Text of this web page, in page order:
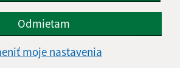
Odmietam
moje nastavenia